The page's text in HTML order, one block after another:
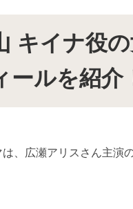
キイナ役
ルを紹介
、広瀬アリスさん主演